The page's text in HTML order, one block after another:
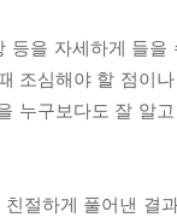
등을 자세하게 들을
조심해야 할 점이나
누구보다도 잘 알고
절하게 풀어낸 결